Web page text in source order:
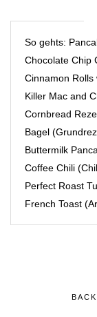
So gehts:
Chocolate Chip
Cinnamon Rolls
Killer Mac and
Cornbread
Bagel
Buttermilk
Coffee Chili
Perfect Roast
French Toast